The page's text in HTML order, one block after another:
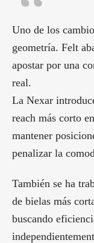
Uno de los
geometría. Felt
apostar por una
real.
La Nexar
reach más corto
mantener
penalizar la
También se ha
de bielas más
buscando